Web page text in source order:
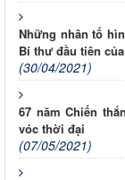
Những nhân tố
Bí thư đầu tiên
(30/04/2021)
67 năm Chiến
vóc thời đại
(07/05/2021)